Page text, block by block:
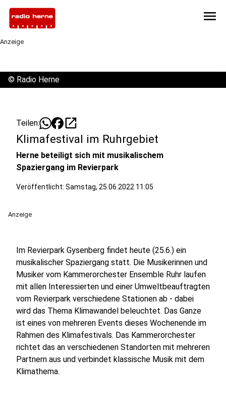
menu
Anzeige
© Radio Herne
Teilen: open_in_new
Klimafestival im Ruhrgebiet
Herne beteiligt sich mit musikalischem
Spaziergang im Revierpark
Veröffentlicht: Samstag, 25.06.2022 11:05
Anzeige
Im Revierpark Gysenberg findet heute (25.6.) ein
musikalischer Spaziergang statt. Die Musikerinnen und
Musiker vom Kammerorchester Ensemble Ruhr laufen
mit allen Interessierten und einer Umweltbeauftragten
vom Revierpark verschiedene Stationen ab - dabei
wird das Thema Klimawandel beleuchtet. Das Ganze
ist eines von mehreren Events dieses Wochenende im
Rahmen des Klimafestivals. Das Kammerorchester
richtet das an verschiedenen Standorten mit mehreren
Partnern aus und verbindet klassische Musik mit dem
Klimathema.